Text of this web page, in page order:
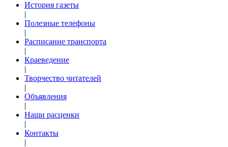
История газеты
|
Полезные телефоны
|
Расписание транспорта
|
Краеведение
|
Творчество читателей
|
Объявления
|
Наши расценки
|
Контакты
|